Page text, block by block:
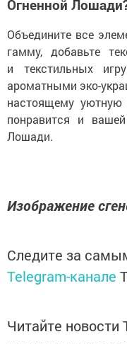
Огненной
Объедините все
гамму, добавьте
и текстильных
ароматными эко-
настоящему уютную
понравится и
Лошади.
Изображение
Следите за
Telegram-канале
Читайте новости